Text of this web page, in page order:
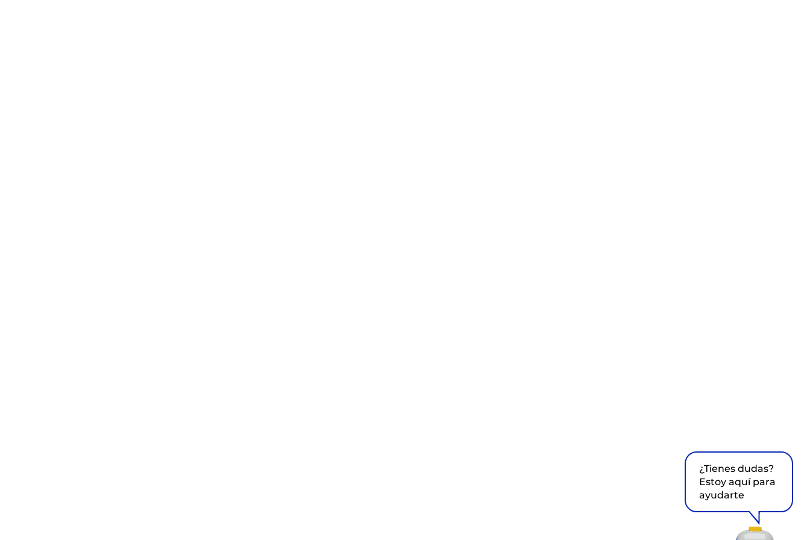
¿Tienes dudas?
Estoy aquí para
ayudarte